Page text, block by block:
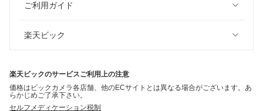
ご利用ガイド
楽天ビック
楽天ビックのサービスご利用上の注意
価格はビックカメラ各店舗、他のECサイトとは異なる場合がございます。あ
らかじめご了承下さい。
セルフメディケーション税制